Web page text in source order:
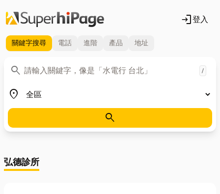
login登入
關鍵字搜尋 電話 進階 產品 地址
search
關鍵字 /
place
地區
search
弘德診所